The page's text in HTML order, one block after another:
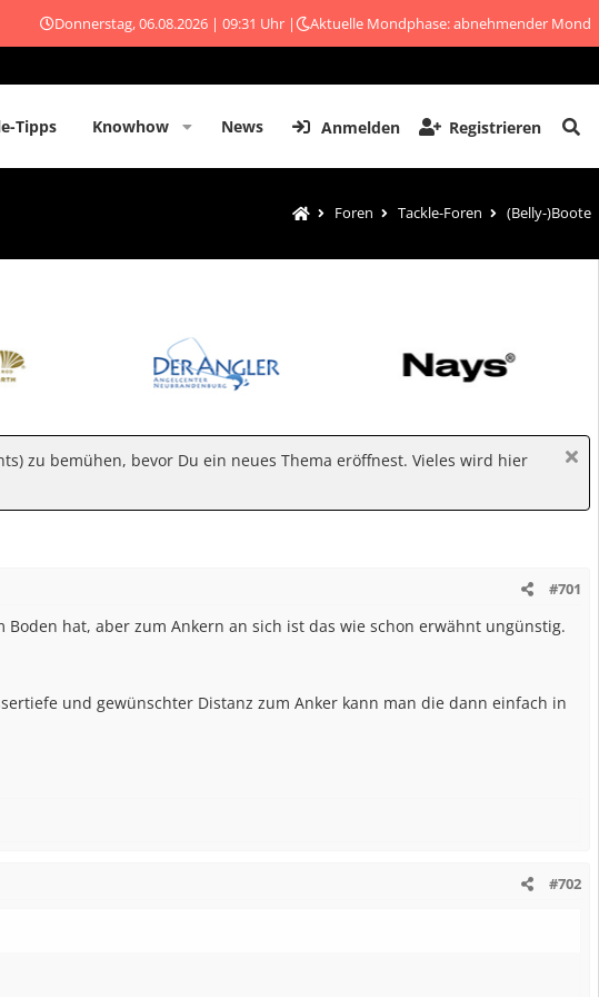
Donnerstag, 06.08.2026 | 09:31 Uhr | Aktuelle Mondphase: abnehmender Mond
Tipps Knowhow News Anmelden Registrieren
Foren Tackle-Foren (Belly-)Boote
zu bemühen, bevor Du ein neues Thema eröffnest. Vieles wird hier
#701
hat, aber zum Ankern an sich ist das wie schon erwähnt ungünstig.
und gewünschter Distanz zum Anker kann man die dann einfach in
#702